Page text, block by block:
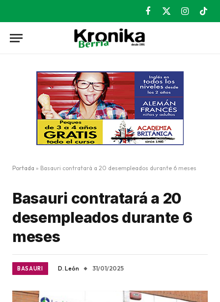
Facebook
X
Instagram
Portada » Basauri contratará a 20 desempleados durante 6 meses
Basauri contratará a 20
desempleados durante 6
meses
BASAURI D. León 31/01/2025